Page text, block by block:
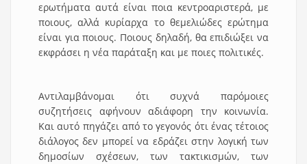
ερωτήματα αυτά είναι ποια κεντροαριστερά, με
ποιους, αλλά κυρίαρχα το θεμελιώδες ερώτημα
είναι για ποιους. Ποιους δηλαδή, θα επιδιώξει να
εκφράσει η νέα παράταξη και με ποιες πολιτικές.
Αντιλαμβάνομαι ότι συχνά παρόμοιες
συζητήσεις αφήνουν αδιάφορη την κοινωνία.
Και αυτό πηγάζει από το γεγονός ότι ένας τέτοιος
διάλογος δεν μπορεί να εδράζει στην λογική των
δημοσίων σχέσεων, των τακτικισμών, των